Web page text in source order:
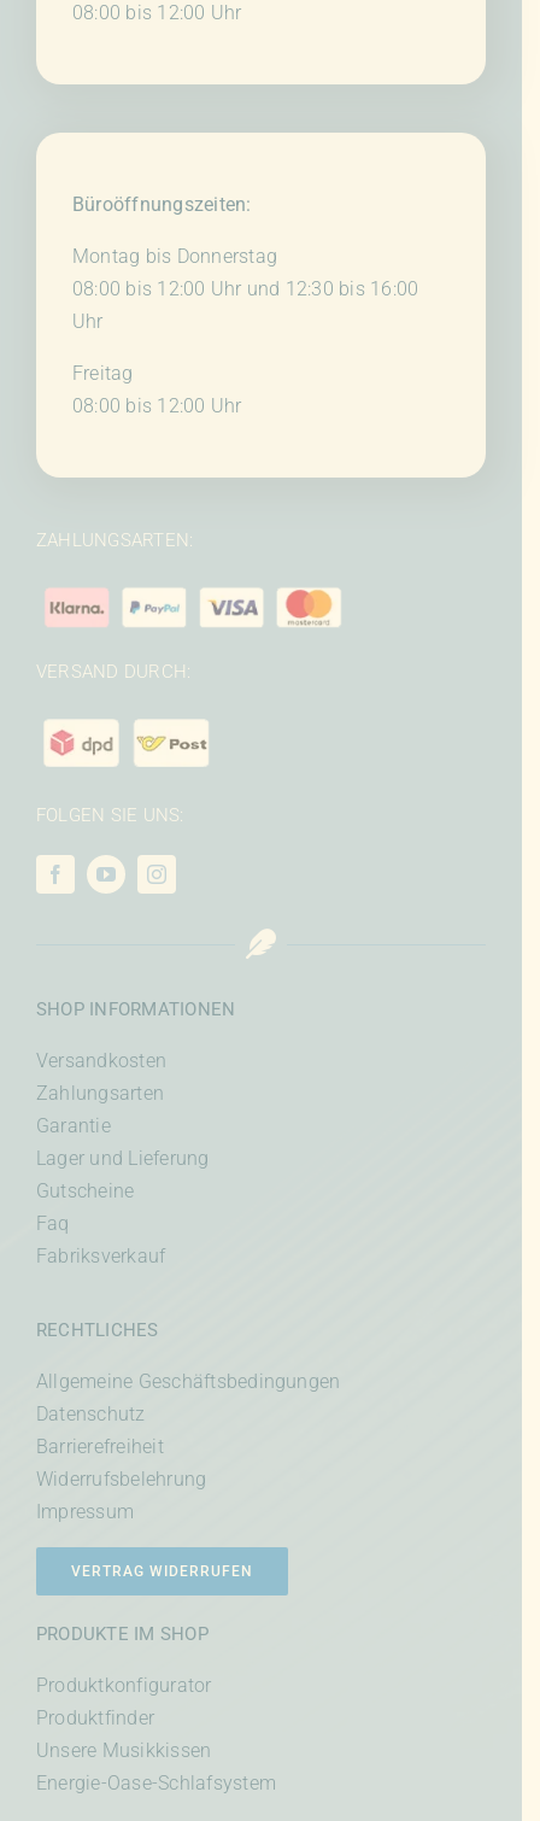
08:00 bis 12:00 Uhr
Büroöffnungszeiten:
Montag bis Donnerstag
08:00 bis 12:00 Uhr und 12:30 bis 16:00
Uhr
Freitag
08:00 bis 12:00 Uhr
ZAHLUNGSARTEN:
VERSAND DURCH:
FOLGEN SIE UNS:
SHOP INFORMATIONEN
Versandkosten
Zahlungsarten
Garantie
Lager und Lieferung
Gutscheine
Faq
Fabriksverkauf
RECHTLICHES
Allgemeine Geschäftsbedingungen
Datenschutz
Barrierefreiheit
Widerrufsbelehrung
Impressum
VERTRAG WIDERRUFEN
PRODUKTE IM SHOP
Produktkonfigurator
Produktfinder
Unsere Musikkissen
Energie-Oase-Schlafsystem